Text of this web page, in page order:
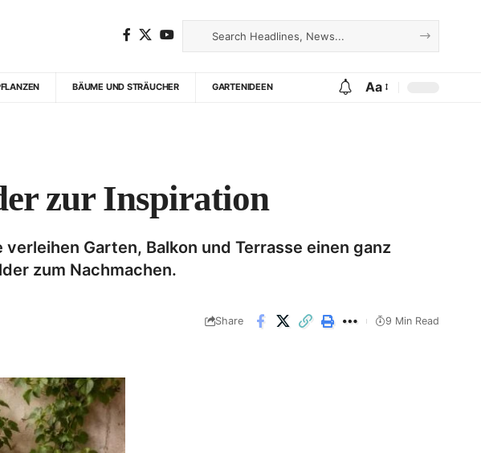
BÄUME UND STRÄUCHER GARTENIDEEN Aa
zur Inspiration
Garten, Balkon und Terrasse einen ganz
zum Nachmachen.
Share 9 Min Read